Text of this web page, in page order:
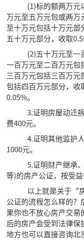
(1)标的额两万元
万元至五万元包或两
至十万元包括十万元
五十万元部分，收取
(2)五十万元至一百
一百万元至二百万元包
三百万元包括三百万
包括四百万元部分，收
0.05%。
3.证明房屋动迁拆
费400元。
4.证明其他监护人
1000元。
5.证明财产继承、
等)的房产公证，按受
以上就是关于“房
公证的流程怎么样的
果你也不放心房产交
后的房产会受到法律
地方也可以直接咨询北